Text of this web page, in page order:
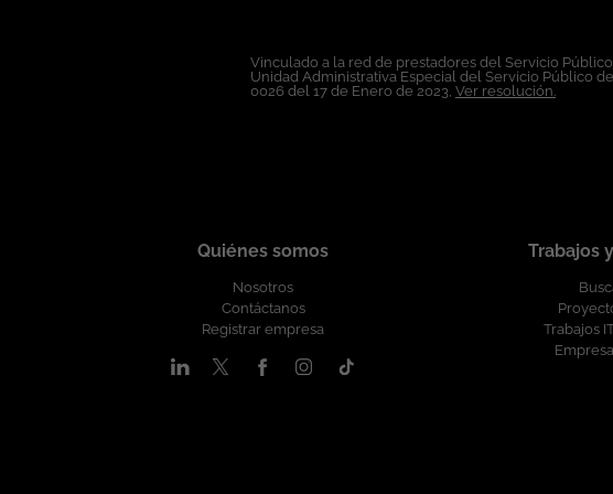
Vinculado a la red de prestadores del Servicio
Unidad Administrativa Especial del Servicio Público
0026 del 17 de Enero de 2023, Ver resolución.
Quiénes somos
Nosotros
Contáctanos
Registrar empresa
Trabajos
Trabajos